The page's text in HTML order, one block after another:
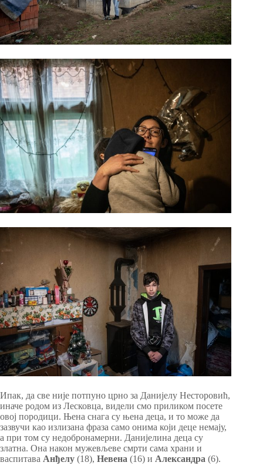
Ипак, да све није потпуно црно за Данијелу Несторовић,
иначе родом из Лесковца, видели смо приликом посете
овој породици. Њена снага су њена деца, и то може да
зазвучи као излизана фраза само онима који деце немају,
а при том су недобронамерни. Данијелина деца су
златна. Она након мужевљеве смрти сама храни и
васпитава Анђелу (18), Невена (16) и Александра (6).